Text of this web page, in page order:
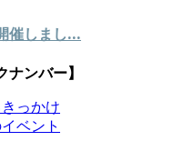
催しまし...
ナンバー】
っかけ
ベント